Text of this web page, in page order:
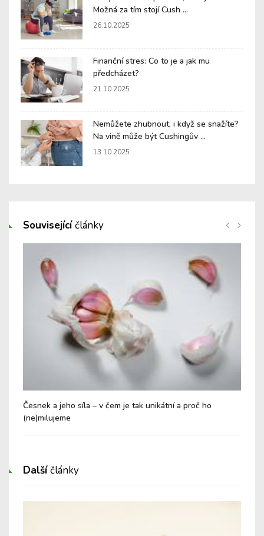
Možná za tím stojí Cush ...
26.10.2025
Finanční stres: Co to je a jak mu
předcházet?
21.10.2025
Nemůžete zhubnout, i když se snažíte?
Na vině může být Cushingův ...
13.10.2025
Souvisejícíčlánky
Česnek a jeho síla – v čem je tak unikátní a proč ho
(ne)milujeme
Dalšíčlánky